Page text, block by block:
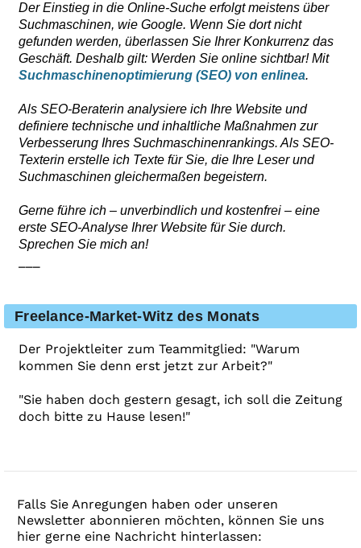
Der Einstieg in die Online-Suche erfolgt meistens über
Suchmaschinen, wie Google. Wenn Sie dort nicht
gefunden werden, überlassen Sie Ihrer Konkurrenz das
Geschäft. Deshalb gilt: Werden Sie online sichtbar! Mit
Suchmaschinenoptimierung (SEO) von enlinea.
Als SEO-Beraterin analysiere ich Ihre Website und
definiere technische und inhaltliche Maßnahmen zur
Verbesserung Ihres Suchmaschinenrankings. Als SEO-
Texterin erstelle ich Texte für Sie, die Ihre Leser und
Suchmaschinen gleichermaßen begeistern.
Gerne führe ich – unverbindlich und kostenfrei – eine
erste SEO-Analyse Ihrer Website für Sie durch.
Sprechen Sie mich an!
Freelance-Market-Witz des Monats
Der Projektleiter zum Teammitglied: "Warum
kommen Sie denn erst jetzt zur Arbeit?"
"Sie haben doch gestern gesagt, ich soll die Zeitung
doch bitte zu Hause lesen!"
Falls Sie Anregungen haben oder unseren
Newsletter abonnieren möchten, können Sie uns
hier gerne eine Nachricht hinterlassen: